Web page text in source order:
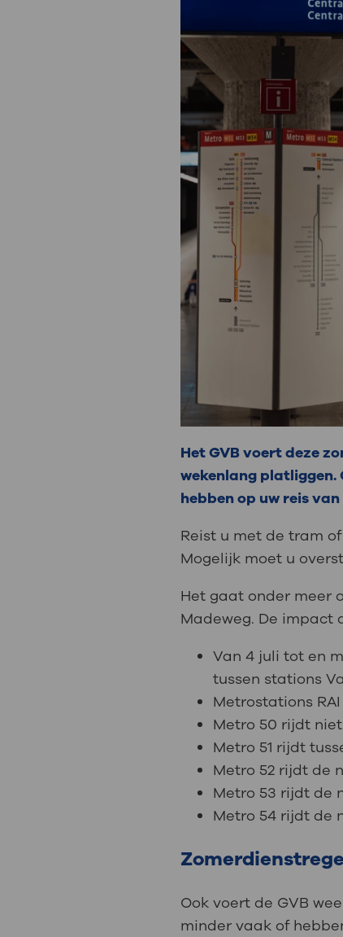
Uw
Uw
Contact
steeds verder uit, zodat u zelf
we u sneller helpen.
Direct naar MijnOLVG
Het GVB voert deze
wekenlang platliggen.
hebben op uw reis van
Reist u met de tram
Mogelijk moet u
Het gaat onder meer
Madeweg. De impact
Van 4 juli tot en
tussen stations
Metrostations
Metro 50 rijdt
Metro 51 rijdt
Metro 52 rijdt de
Metro 53 rijdt de
Metro 54 rijdt de
Ook voert de GVB
minder vaak of